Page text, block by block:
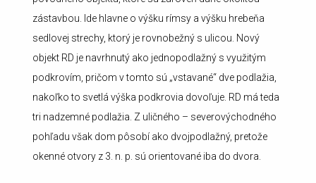
zástavbou. Ide hlavne o výšku rímsy a výšku hrebeňa
sedlovej strechy, ktorý je rovnobežný s ulicou. Nový
objekt RD je navrhnutý ako jednopodlažný s využitým
podkrovím, pričom v tomto sú „vstavané“ dve podlažia,
nakoľko to svetlá výška podkrovia dovoľuje. RD má teda
tri nadzemné podlažia. Z uličného – severovýchodného
pohľadu však dom pôsobí ako dvojpodlažný, pretože
okenné otvory z 3. n. p. sú orientované iba do dvora.